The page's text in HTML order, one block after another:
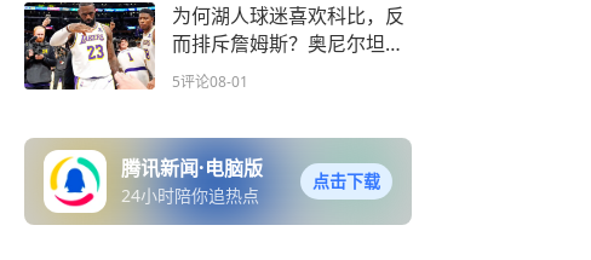
为何湖人球迷喜欢科比，反
而排斥詹姆斯？奥尼尔坦言
感同身受
5评论08-01
腾讯新闻·电脑版
24小时陪你追热点
点击下载